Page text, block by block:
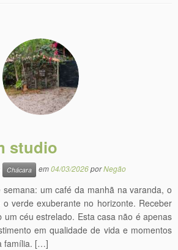
studio
Chácara em04/03/2026porNegão
semana: um café da manhã na varanda, o
verde exuberante no horizonte. Receber
um céu estrelado. Esta casa não é apenas
em qualidade de vida e momentos
família. […]